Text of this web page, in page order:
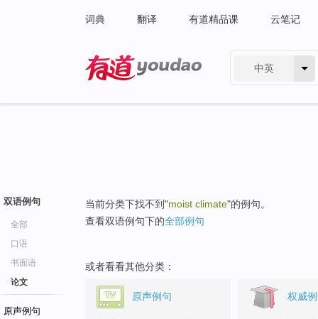
词典 翻译 有道精品课 云笔记
中英
双语例句
全部
口语
书面语
论文
原声例句
当前分类下找不到"moist climate"的例句。
查看双语例句下的全部例句
或者看看其他分类：
原声例句 权威